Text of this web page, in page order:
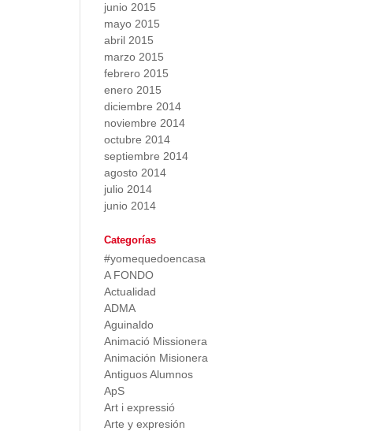
junio 2015
mayo 2015
abril 2015
marzo 2015
febrero 2015
enero 2015
diciembre 2014
noviembre 2014
octubre 2014
septiembre 2014
agosto 2014
julio 2014
junio 2014
Categorías
#yomequedoencasa
A FONDO
Actualidad
ADMA
Aguinaldo
Animació Missionera
Animación Misionera
Antiguos Alumnos
ApS
Art i expressió
Arte y expresión